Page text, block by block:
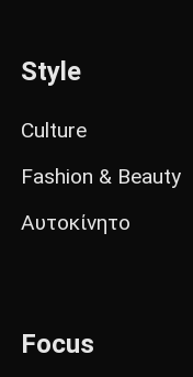
Style
Culture
Fashion & Beauty
Αυτοκίνητο
Focus